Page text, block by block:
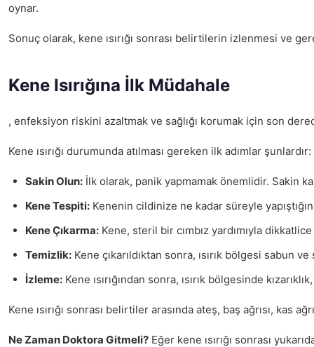
oynar.
Sonuç olarak, kene ısırığı sonrası belirtilerin izlenmesi ve
Kene Isırığına İlk Müdahale
, enfeksiyon riskini azaltmak ve sağlığı korumak için son
Kene ısırığı durumunda atılması gereken ilk adımlar şunlardır:
Sakin Olun: İlk olarak, panik yapmamak önemlidir. Sakin
Kene Tespiti: Kenenin cildinize ne kadar süreyle
Kene Çıkarma: Kene, steril bir cımbız yardımıyla
Temizlik: Kene çıkarıldıktan sonra, ısırık bölgesi
İzleme: Kene ısırığından sonra, ısırık bölgesinde
Kene ısırığı sonrası belirtiler arasında ateş, baş ağrısı,
Ne Zaman Doktora Gitmeli? Eğer kene ısırığı sonrası